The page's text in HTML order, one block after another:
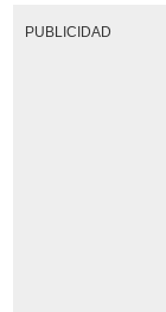
PUBLICIDAD